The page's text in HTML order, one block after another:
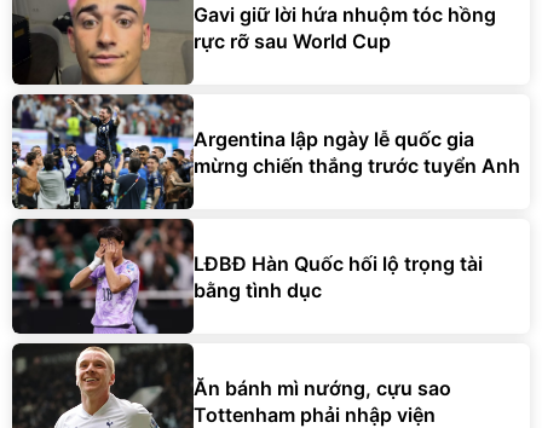
Gavi giữ lời hứa nhuộm tóc hồng
rực rỡ sau World Cup
Argentina lập ngày lễ quốc gia
mừng chiến thắng trước tuyển Anh
LĐBĐ Hàn Quốc hối lộ trọng tài
bằng tình dục
Ăn bánh mì nướng, cựu sao
Tottenham phải nhập viện